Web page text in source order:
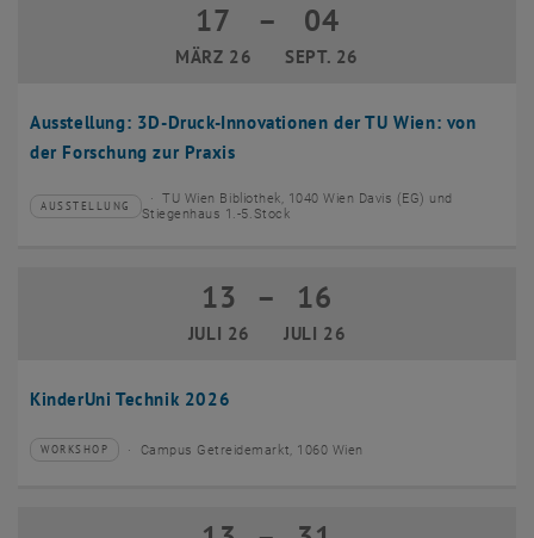
Ausstellung: 3D-Druck-Innovationen der TU Wien: von
der Forschung zur Praxis
17
MÄRZ 26
17 März 2026 bis 04 September 2026
– 04
SEPT. 26
Veranstaltungstyp:
AUSSTELLUNG
Veranstaltungsort:
TU Wien Bibliothek, 1040 Wien Davis (EG) und
Stiegenhaus 1.-5.Stock
KinderUni Technik 2026
13
JULI 26
13 Juli 2026 bis 16 Juli 2026
– 16
JULI 26
Veranstaltungstyp:
WORKSHOP
Veranstaltungsort:Campus Getreidemarkt, 1060 Wien
13 Juli 2026 bis 31 Juli 2026